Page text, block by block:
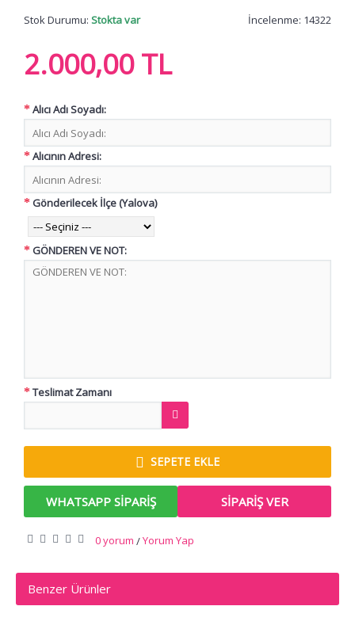
İncelenme: 14322
Stok Durumu: Stokta var
2.000,00 TL
Alıcı Adı Soyadı:
Alıcının Adresi:
Gönderilecek İlçe (Yalova)
GÖNDEREN VE NOT:
Teslimat Zamanı
SEPETE EKLE
SIPARIŞ VER
WHATSAPP SIPARIŞ
0 yorum /Yorum Yap
Benzer Ürünler